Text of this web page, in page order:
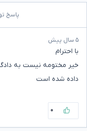
پاسخ
۵ سال پیش
با احترام
خیر مختومه نیست به
داده شده است
۰